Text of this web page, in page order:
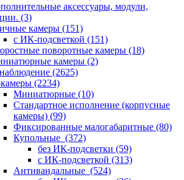
аксессуары, модули,
(3)
камеры (151)
с ИК-подсветкой (151)
поворотные камеры (18)
камеры (2)
(2625)
(2234)
Миниатюрные (10)
Стандартное исполнение (корпусные
камеры) (99)
Фиксированные малогабаритные (80)
Купольные (372)
без ИК-подсветки (59)
с ИК-подсветкой (313)
Антивандальные (524)